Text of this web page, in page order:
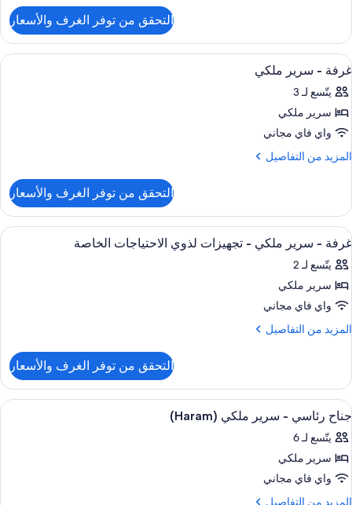
غرفة
ديلوكس
-
سرير
ملكي
التحقق من توفر الغرف والأسعار
استعراض
جميع
صور
غرفة
-
سرير
أغطية فراش متميزة وميني بار وخزنة
6
غرفة - سرير ملكي
يتّسع لـ 3
سرير ملكي
واي فاي مجاني
المزيد من التفاصيل
المزيد
غرفة
سرير
ملكي
التحقق من توفر الغرف والأسعار
استعراض
جميع
صور
غرفة
-
سرير
تجهيزات
لذوي
الاحتياجات
الخاصة
أغطية فراش متميزة وميني بار وخزنة
7
غرفة - سرير ملكي - تجهيزات لذوي الاحتياجات الخاصة
يتّسع لـ 2
سرير ملكي
واي فاي مجاني
المزيد من التفاصيل
المزيد
غرفة
سرير
ملكي
-
تجهيزات
الاحتياجات
الخاصة
التحقق من توفر الغرف والأسعار
استعراض
جميع
صور
جناح
رئاسي
-
أغطية فراش متميزة وميني بار وخزنة
8
جناح رئاسي - سرير ملكي (Haram)
يتّسع لـ 6
سرير ملكي
واي فاي مجاني
المزيد من التفاصيل
المزيد